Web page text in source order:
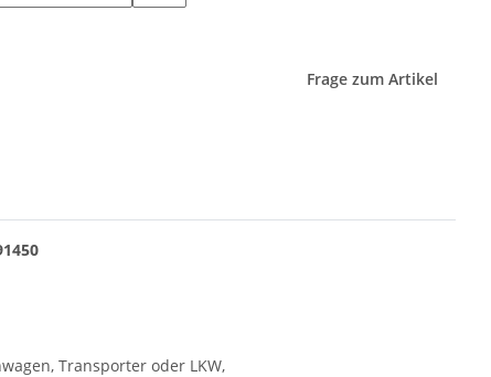
Frage zum Artikel
Transporter oder LKW,